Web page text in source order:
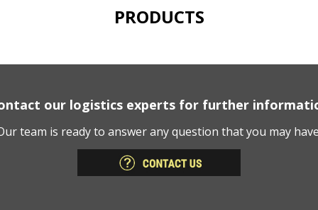
PRODUCTS
our logistics experts for further
team is ready to answer any question that you may